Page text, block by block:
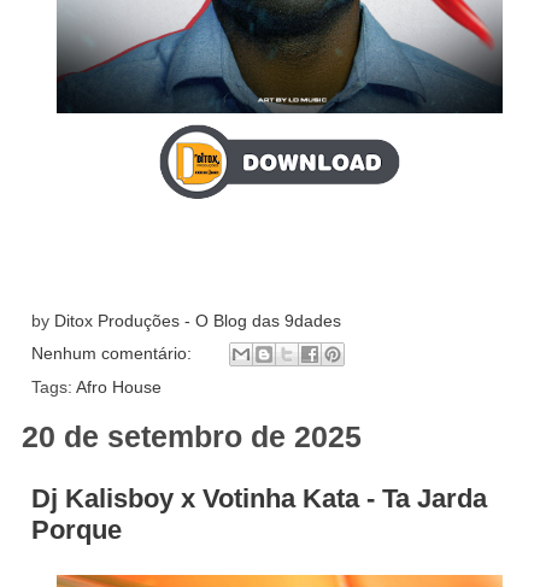
by Ditox Produções - O Blog das 9dades
Nenhum comentário:
Tags: Afro House
20 de setembro de 2025
Dj Kalisboy x Votinha Kata - Ta Jarda
Porque